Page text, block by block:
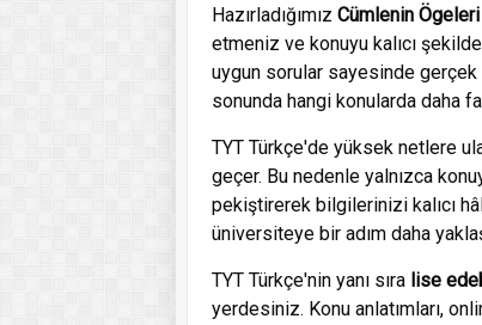
Hazırladığımız Cümlenin
etmeniz ve konuyu kalıcı
uygun sorular sayesinde gerçek
sonunda hangi konularda daha
TYT Türkçe'de yüksek netlere
geçer. Bu nedenle yalnızca
pekiştirerek bilgilerinizi kalıcı
üniversiteye bir adım daha
TYT Türkçe'nin yanı sıra lise
yerdesiniz. Konu anlatımları,